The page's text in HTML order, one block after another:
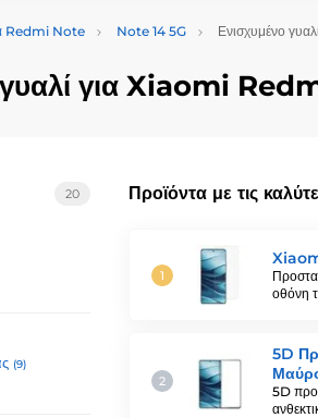
Redmi Note Note 14 5G Ενισχυμένο
για Xiaomi
Προϊόντα με τις
οθόνη
5D
5D
20
(9)